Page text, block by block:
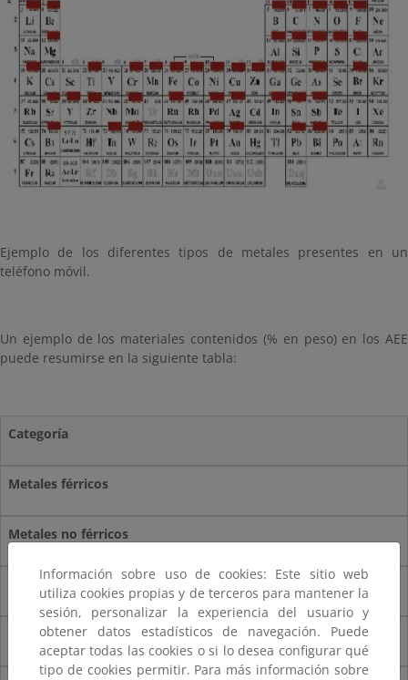
Ejemplo de los diferentes tipos de metales presentes en un
teléfono móvil.
Un ejemplo de los materiales contenidos (% en peso) en los AEE
puede resumirse en la siguiente tabla:
Categoría
Metales férricos
Metales no férricos
Vidrio
Plásticos
Información sobre uso de cookies: Este sitio web
utiliza cookies propias y de terceros para mantener la
sesión, personalizar la experiencia del usuario y
obtener datos estadísticos de navegación. Puede
aceptar todas las cookies o si lo desea configurar qué
tipo de cookies permitir. Para más información sobre